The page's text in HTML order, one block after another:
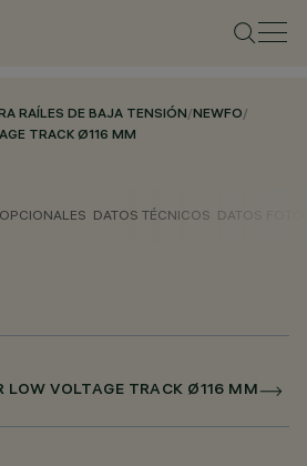
RAÍLES DE BAJA TENSIÓN/NEWFO/
TRACK Ø116 MM
DATOS TÉCNICOS DATOS
LOW VOLTAGE TRACK Ø116 MM